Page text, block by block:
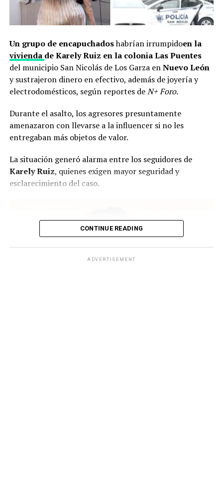
Un grupo de encapuchadoshabrían irrumpidoen la
vivienda de Karely Ruiz en la colonia Las Puentes
del municipio San Nicolás de Los Garza enNuevo León
y sustrajeron dinero en efectivo, además de joyería y
electrodomésticos, según reportes deN+ Foro.
Durante el asalto, los agresores presuntamente
amenazaron con llevarse a la influencer si no les
entregaban más objetos de valor.
La situación generó alarma entre los seguidores de
Karely Ruiz, quienes exigen mayor seguridad y
esclarecimiento del caso.
CONTINUE READING
ADVERTISEMENT